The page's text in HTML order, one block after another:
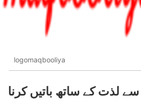
logomaqbooliya
سے لذت کے ساتھ باتیں کرنا